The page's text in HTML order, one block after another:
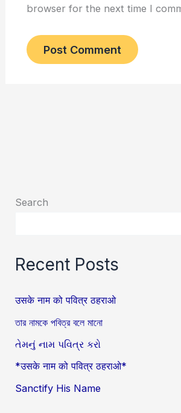
browser for the next time I
Search
Recent Posts
उसके नाम को पवित्र ठहराओ
তার নামকে পবিত্র বলে মানো
તેમનું નામ પવિત્ર કરો
*उसके नाम को पवित्र ठहराओ*
Sanctify His Name